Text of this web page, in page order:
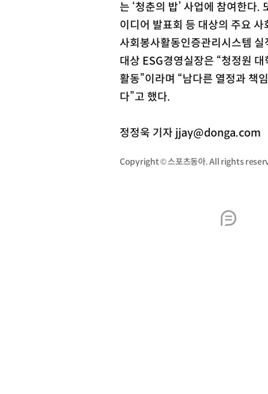
는 ‘청춘의 밥’ 사업에 참여한다
이디어 발표회 등 대상의 주요
사회봉사활동인증관리시스템
대상 ESG경영실장은 “청정원
활동”이라며 “남다른 열정과 책
다”고 했다.
정정욱 기자 jjay@donga.com
Copyright © 스포츠동아. All rights